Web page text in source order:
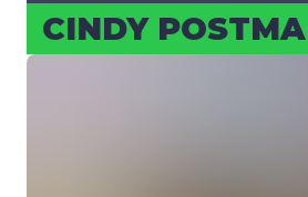
CIN­DY POST­MA